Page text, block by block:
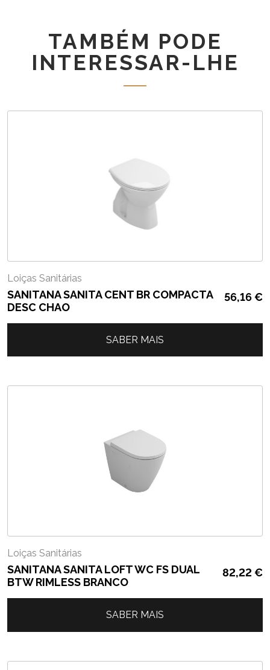
TAMBÉM PODE
INTERESSAR-LHE
Loiças Sanitárias
SANITANA SANITA CENT BR COMPACTA
DESC CHAO
56,16€
SABER MAIS
Loiças Sanitárias
SANITANA SANITA LOFT WC FS DUAL
BTW RIMLESS BRANCO
82,22 €
SABER MAIS